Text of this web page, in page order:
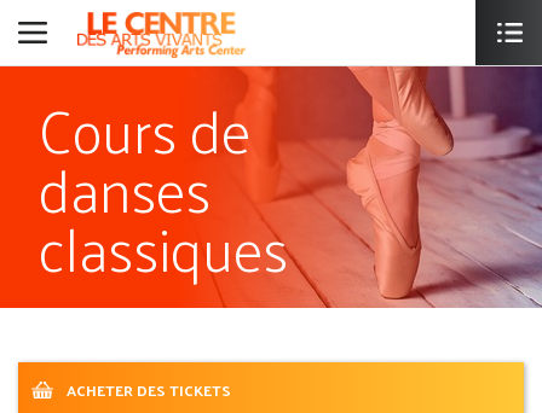
Cours de
danses
classiques
ACHETER DES TICKETS